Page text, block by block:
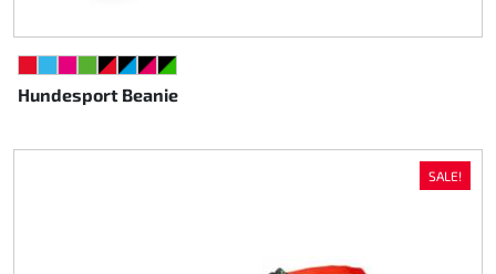
Hundesport Beanie
ROTHELLBLAU
NEONPINK
NEONGRÜN
SCHWARZ/ROT
SCHWARZ/CYAN
SCHWARZ/PINK
SCHWARZ/GRÜN
SALE!